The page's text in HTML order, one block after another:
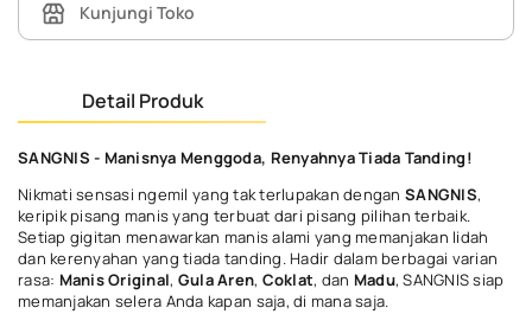
Kunjungi Toko
Detail Produk
SANGNIS - Manisnya Menggoda, Renyahnya Tiada Tanding!
Nikmati sensasi ngemil yang tak terlupakan dengan SANGNIS,
keripik pisang manis yang terbuat dari pisang pilihan terbaik.
Setiap gigitan menawarkan manis alami yang memanjakan lidah
dan kerenyahan yang tiada tanding. Hadir dalam berbagai varian
rasa: Manis Original, Gula Aren, Coklat, dan Madu, SANGNIS siap
memanjakan selera Anda kapan saja, di mana saja.